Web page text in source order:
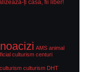
ți casa, fii liber!
AMS animal
culturism centuri
culturism DHT